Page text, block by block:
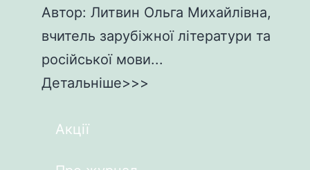
Автор: Литвин Ольга Михайлівна,
вчитель зарубіжної літератури та
російської мови...
Детальніше>>>
Акції